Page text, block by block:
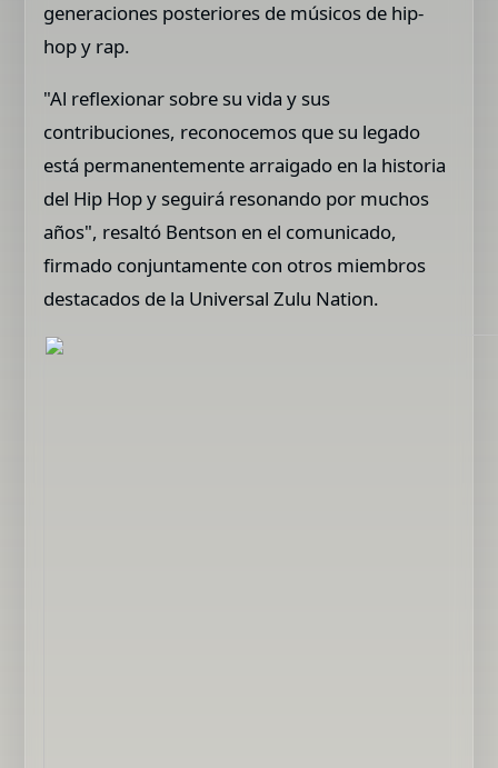
generaciones posteriores de músicos de hip-
hop y rap.
"Al reflexionar sobre su vida y sus
contribuciones, reconocemos que su legado
está permanentemente arraigado en la historia
del Hip Hop y seguirá resonando por muchos
años", resaltó Bentson en el comunicado,
firmado conjuntamente con otros miembros
destacados de la Universal Zulu Nation.